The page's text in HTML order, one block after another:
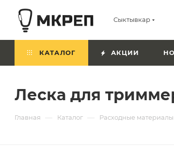
Сыктывкар
КАТАЛОГ АКЦИИ
Леска для
Главная — Каталог — Расходные материалы